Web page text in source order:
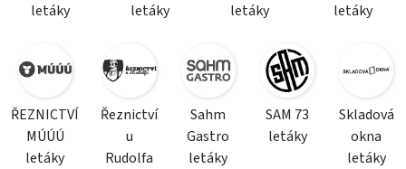
letáky
letáky
letáky
letáky
ŘEZNICTVÍ
MÚÚÚ
letáky
Řeznictví
u
Rudolfa
Sahm
Gastro
letáky
SAM 73
letáky
Skladová
okna
letáky